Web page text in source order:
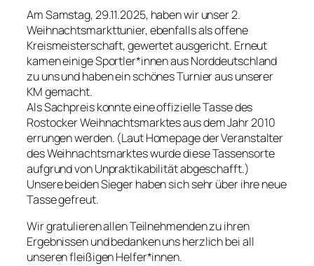
Am Samstag, 29.11.2025, haben wir unser 2.
Weihnachtsmarkttunier, ebenfalls als offene
Kreismeisterschaft, gewertet ausgericht. Erneut
kamen einige Sportler*innen aus Norddeutschland
zu uns und haben ein schönes Turnier aus unserer
KM gemacht.
Als Sachpreis konnte eine offizielle Tasse des
Rostocker Weihnachtsmarktes aus dem Jahr 2010
errungen werden. (Laut Homepage der Veranstalter
des Weihnachtsmarktes wurde diese Tassensorte
aufgrund von Unpraktikabilität abgeschafft.)
Unsere beiden Sieger haben sich sehr über ihre neue
Tasse gefreut.
Wir gratulieren allen Teilnehmenden zu ihren
Ergebnissen und bedanken uns herzlich bei all
unseren fleißigen Helfer*innen.